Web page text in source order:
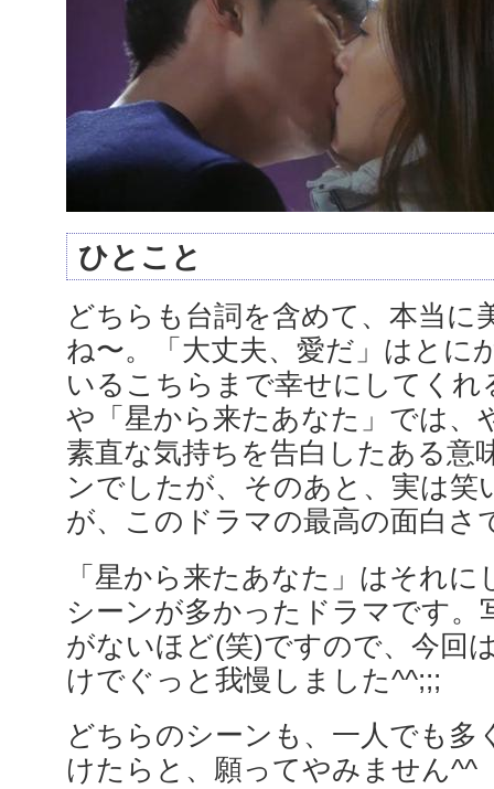
ひとこと
どちらも台詞を含めて、本当に
ね〜。「大丈夫、愛だ」はとに
いるこちらまで幸せにしてくれ
や「星から来たあなた」では、
素直な気持ちを告白したある意
ンでしたが、そのあと、実は笑
が、このドラマの最高の面白さ
「星から来たあなた」はそれ
シーンが多かったドラマです。
がないほど(笑)ですので、今回
けでぐっと我慢しました^^;;;
どちらのシーンも、一人でも多
けたらと、願ってやみません^^